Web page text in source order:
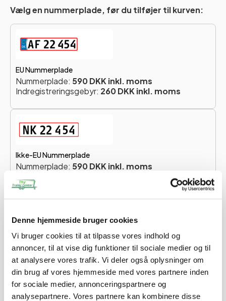
Denne hjemmeside bruger cookies
Vi bruger cookies til at tilpasse vores indhold og
annoncer, til at vise dig funktioner til sociale medier og til
at analysere vores trafik. Vi deler også oplysninger om
din brug af vores hjemmeside med vores partnere inden
for sociale medier, annonceringspartnere og
analysepartnere. Vores partnere kan kombinere disse
Vælg en nummerplade, før du tilføjer til kurven:
EU Nummerplade
Nummerplade: 590 DKK inkl. moms
Indregistreringsgebyr: 260 DKK inkl. moms
Ikke-EU Nummerplade
Nummerplade: 590 DKK inkl. moms
260 DKK inkl. moms
Du skal vælge en nummerplade for at forsætte.
Når du køber en trailer hos os, vil du modtage en e-mail,
hvor vi beder dig om at oplyse navn, adresse og CPR-
nummer. Disse oplysninger er nødvendige for at kunne
indregistrere din trailer korrekt. Du skal blot besvare e-
mailen med de påkrævede oplysninger.